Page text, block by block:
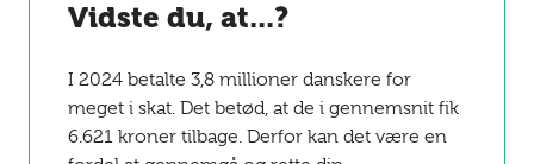
Vidste du, at...?
I 2024 betalte 3,8 millioner danskere for
meget i skat. Det betød, at de i gennemsnit fik
6.621 kroner tilbage. Derfor kan det være en